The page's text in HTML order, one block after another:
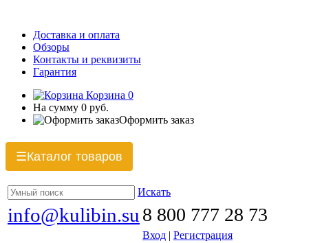
Доставка и оплата
Обзоры
Контакты и реквизиты
Гарантия
Корзина 0
На сумму 0 руб.
Оформить заказ
☰Каталог товаров
Искать
info@kulibin.su 8 800 777 28 73
Вход | Регистрация